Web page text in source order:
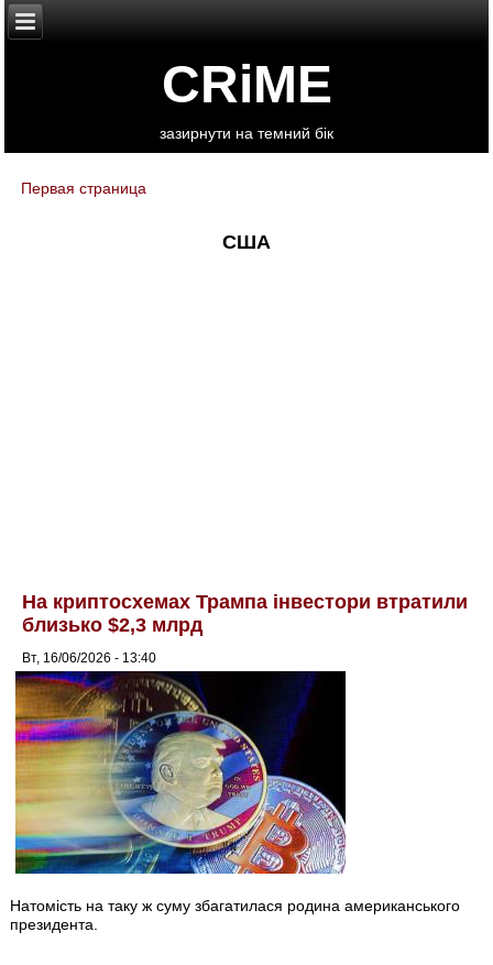
CRiME
зазирнути на темний бік
You are here
Первая страница
США
На криптосхемах Трампа інвестори втратили
близько $2,3 млрд
Вт, 16/06/2026 - 13:40
Натомість на таку ж суму збагатилася родина американського
президента.